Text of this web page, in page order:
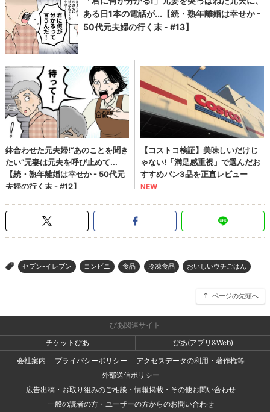
> セブン-イレブン コンビニ 食品 冷凍食品 おいしいウチごはん
ページの先頭へ
ぴあ関連サイト
チケットぴあ
ぴあ(アプリ&Web)
会社案内
プライバシーポリシー
アクセスデータの利用・著作権等
外部送信ポリシー
広告出稿・お取り組みのご相談・情報掲載・その他お問い合わせ
一般の読者の方・ユーザーの方からのお問い合わせ